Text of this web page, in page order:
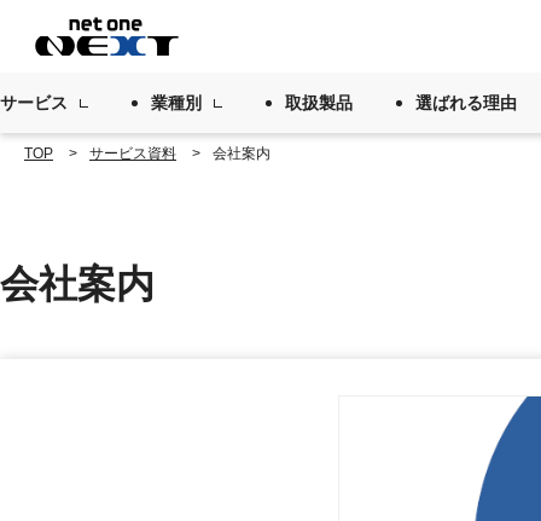
サービス 業種別 取扱製品 選ばれる理由
TOP サービス資料 会社案内
会社案内